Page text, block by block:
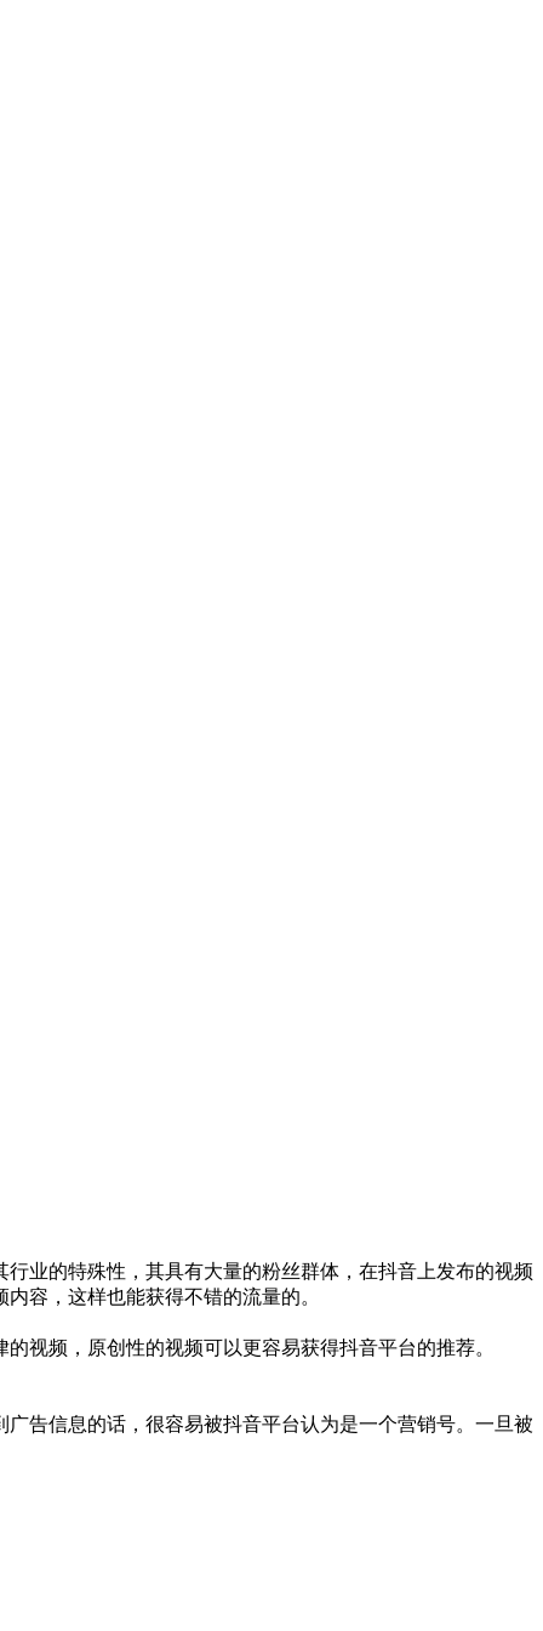
业的特殊性，其具有大量的粉丝群体，在抖音上发布的视频
容，这样也能获得不错的流量的。
的视频，原创性的视频可以更容易获得抖音平台的推荐。
告信息的话，很容易被抖音平台认为是一个营销号。一旦被